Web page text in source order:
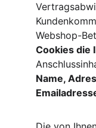
Webshop-
Cookies die
Name,